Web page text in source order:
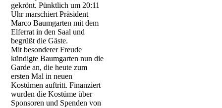
gekrönt. Pünktlich um 20:11
Uhr marschiert Präsident
Marco Baumgarten mit dem
Elferrat in den Saal und
begrüßt die Gäste.
Mit besonderer Freude
kündigte Baumgarten nun die
Garde an, die heute zum
ersten Mal in neuen
Kostümen auftritt. Finanziert
wurden die Kostüme über
Sponsoren und Spenden von